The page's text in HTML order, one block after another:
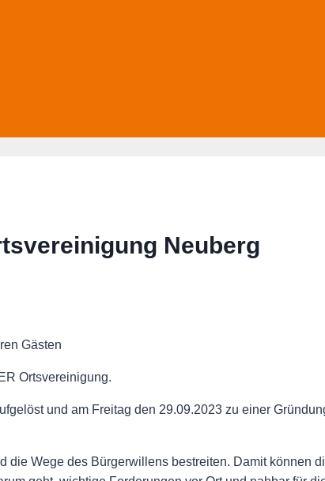
Neuberg
Gästen
Ortsvereinigung.
und am Freitag den 29.09.2023 zu einer
die Wege des Bürgerwillens bestreiten. Damit können